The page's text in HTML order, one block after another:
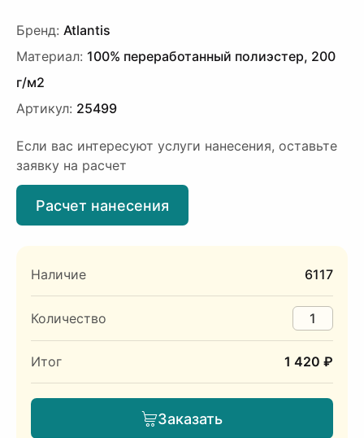
Бренд: Atlantis
Материал: 100% переработанный полиэстер, 200
г/м2
Артикул: 25499
Если вас интересуют услуги нанесения, оставьте
заявку на расчет
Расчет нанесения
Наличие 6117
Количество
Итог 1 420 ₽
Заказать